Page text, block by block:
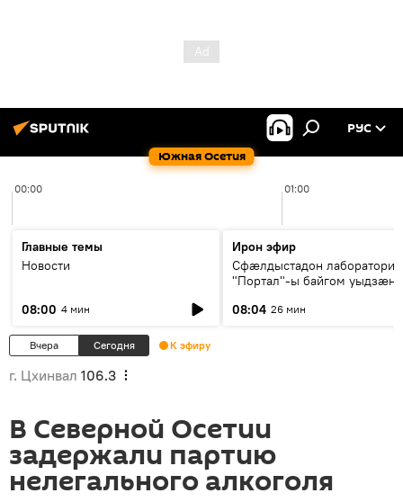
Южная Осетия
РУС
00:00 01:00
Главные темы
Новости
08:00 4 мин
Ирон эфир
Сфæлдыстадон лаборатори
"Портал"-ы байгом уыдзæн
Æхсары куыстыты равдыст
08:04 26 мин
Вчера Сегодня К эфиру
г. Цхинвал 106.3
В Северной Осетии
задержали партию
нелегального алкоголя